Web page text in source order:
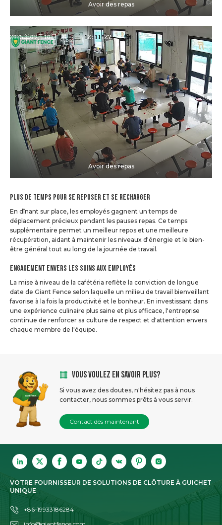
Avoir des repas
Avoir des repas
Plus de temps pour se reposer et se recharger
En dînant sur place, les employés gagnent un temps de
déplacement précieux pendant les pauses repas. Ce temps
supplémentaire permet un meilleur repos et une meilleure
récupération, aidant à maintenir les niveaux d'énergie et le bien-
être général tout au long de la journée de travail.
Engagement envers les soins aux employés
La mise à niveau de la cafétéria reflète la conviction de longue
date de Giant Fence selon laquelle un milieu de travail bienveillant
favorise à la fois la productivité et le bonheur. En investissant dans
une expérience culinaire plus saine et plus efficace, l'entreprise
continue de renforcer sa culture de respect et d'attention envers
chaque membre de l'équipe.
VOUS VOULEZ EN SAVOIR PLUS?
Si vous avez des doutes, n'hésitez pas à nous
contacter, nous sommes prêts à vous servir.
Contact dès maintenant
VOTRE FOURNISSEUR DE SOLUTIONS DE CLÔTURE À GUICHET
UNIQUE
+86-19933186284